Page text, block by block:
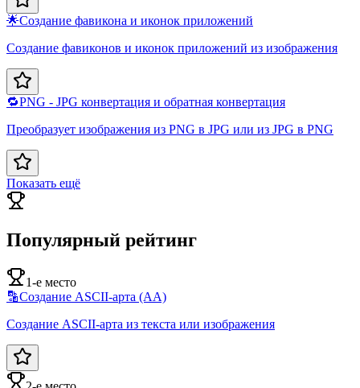
🌟Создание фавикона и иконок приложений
Создание фавиконов и иконок приложений из изображения
🔁PNG - JPG конвертация и обратная конвертация
Преобразует изображения из PNG в JPG или из JPG в PNG
Показать ещё
Популярный рейтинг
1-е место
🔡Создание ASCII-арта (AA)
Создание ASCII-арта из текста или изображения